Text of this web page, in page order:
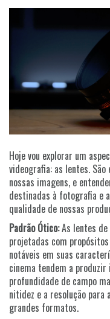
Hoje vou explorar um
videografia: as lentes.
nossas imagens, e
destinadas à fotografia e
qualidade de nossas
Padrão Ótico:As lentes de
projetadas com
notáveis em suas
cinema tendem a produzir
profundidade de campo
nitidez e a resolução para
grandes formatos.